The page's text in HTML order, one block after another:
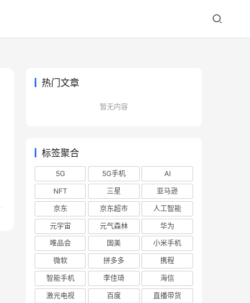
热门文章
暂无内容
标签聚合
5G 5G手机
AI
NFT
三星
亚马逊
京东
京东超市
人工智能
元宇宙
元气森林
华为
唯品会
国美
小米手机
微软
拼多多
携程
智能手机
李佳琦
海信
激光电视
百度
直播带货